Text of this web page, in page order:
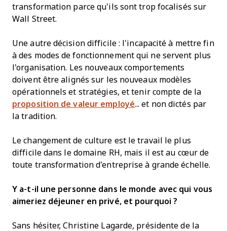
transformation parce qu’ils sont trop focalisés sur
Wall Street.
Une autre décision difficile : l'incapacité à mettre fin
à des modes de fonctionnement qui ne servent plus
l'organisation. Les nouveaux comportements
doivent être alignés sur les nouveaux modèles
opérationnels et stratégies, et tenir compte de la
proposition de valeur employé... et non dictés par
la tradition.
Le changement de culture est le travail le plus
difficile dans le domaine RH, mais il est au cœur de
toute transformation d'entreprise à grande échelle.
Y a-t-il une personne dans le monde avec qui vous
aimeriez déjeuner en privé, et pourquoi ?
Sans hésiter, Christine Lagarde, présidente de la